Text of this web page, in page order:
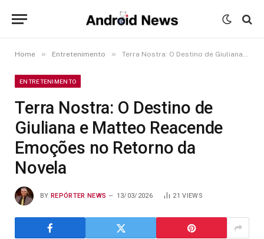
Home » Entretenimento » Terra Nostra: O Destino de Giuliana e Matteo Reacende Emoções no Retorno da Novela
ENTRETENIMENTO
Terra Nostra: O Destino de
Giuliana e Matteo Reacende
Emoções no Retorno da
Novela
BY REPÓRTER NEWS 13/03/2026 21VIEWS